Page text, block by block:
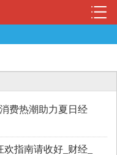
费热潮助力夏日经
指南请收好_财经_